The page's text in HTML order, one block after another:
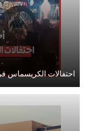
احتفالات الكريسماس